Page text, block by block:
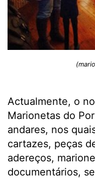
Actualmente, o
Marionetas do
andares, nos
cartazes, peças
adereços,
documentários,